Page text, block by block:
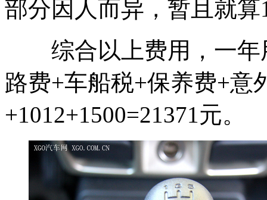
部分因人而异，暂且就算
综合以上费用，一年
路费+车船税+保养费+意
+1012+1500=21371元。